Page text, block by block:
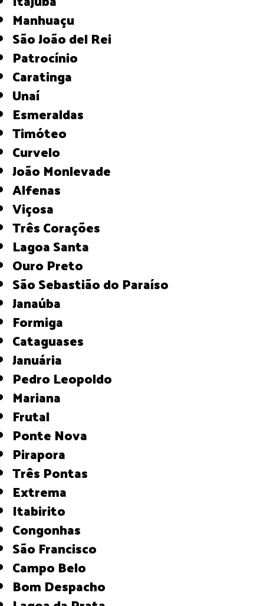
Manhuaçu
São João del Rei
Patrocínio
Caratinga
Unaí
Esmeraldas
Timóteo
Curvelo
João Monlevade
Alfenas
Viçosa
Três Corações
Lagoa Santa
Ouro Preto
São Sebastião do Paraíso
Janaúba
Formiga
Cataguases
Januária
Pedro Leopoldo
Mariana
Frutal
Ponte Nova
Pirapora
Três Pontas
Extrema
Itabirito
Congonhas
São Francisco
Campo Belo
Bom Despacho